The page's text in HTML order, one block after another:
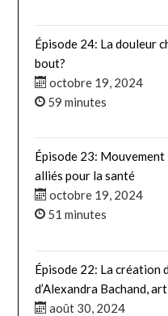
Épisode 24: La douleur
bout?
octobre 19, 2024
59 minutes
Épisode 23:
alliés pour la santé
octobre 19, 2024
51 minutes
Épisode 22: La création
d’Alexandra Bachand,
août 30, 2024